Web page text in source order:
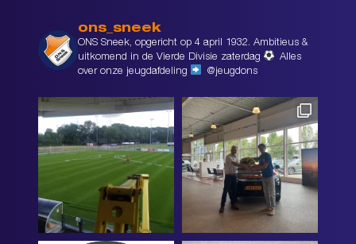
ons_sneek
ONS Sneek, opgericht op 4 april 1932. Ambitieus &
uitkomend in de Vierde Divisie zaterdag
Alles
over onze jeugdafdeling
@jeugdons